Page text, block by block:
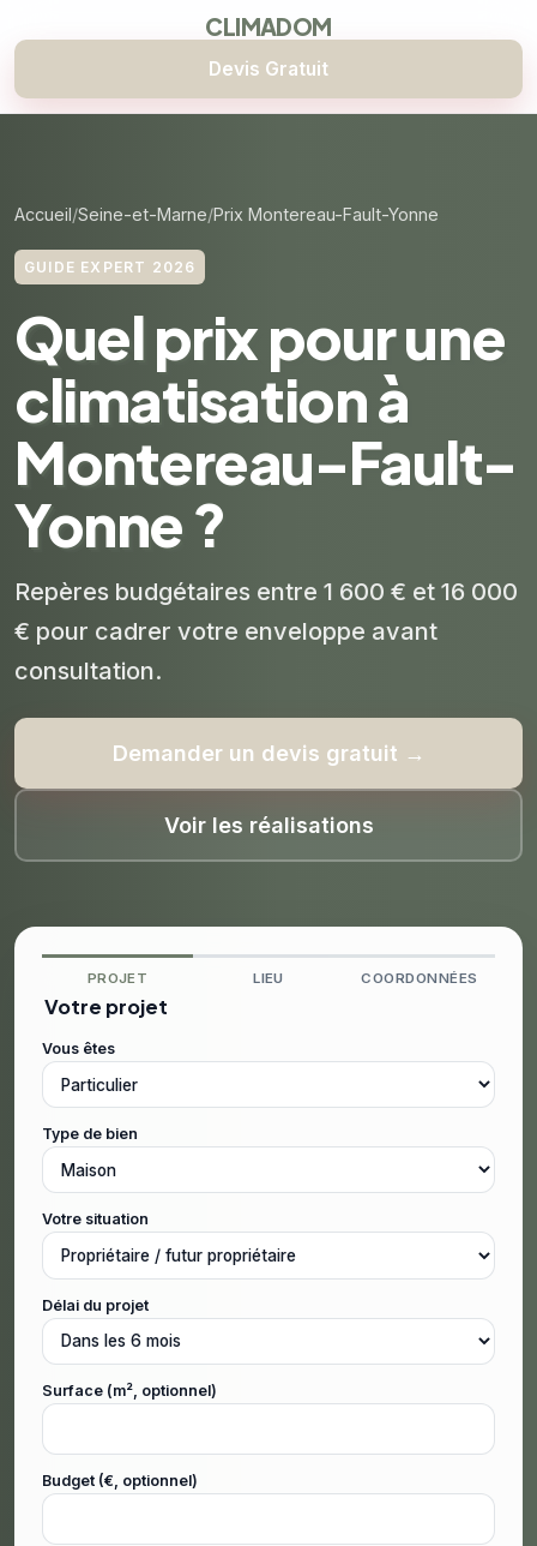
CLIMADOM
Devis Gratuit
Accueil Seine-et-Marne Prix Montereau-Fault-Yonne
GUIDE EXPERT 2026
Quel prix pour une
climatisation à
Montereau-Fault-
Yonne ?
Repères budgétaires entre 1 600 € et 16 000
€ pour cadrer votre enveloppe avant
consultation.
Demander un devis gratuit →
Voir les réalisations
PROJET LIEU COORDONNÉES
Votre projet
Vous êtes
Type de bien
Votre situation
Délai du projet
Surface (m², optionnel)
Budget (€, optionnel)